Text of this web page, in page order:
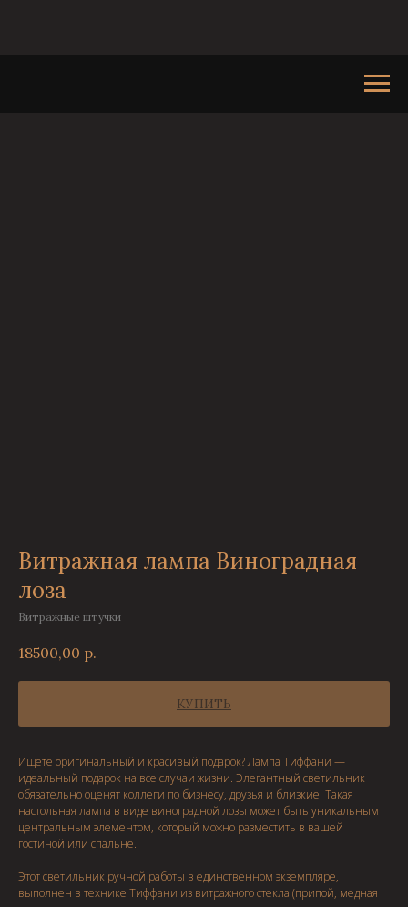
Витражная лампа Виноградная
лоза
Витражные штучки
18500,00 р.
КУПИТЬ
Ищете оригинальный и красивый подарок? Лампа Тиффани —
идеальный подарок на все случаи жизни. Элегантный светильник
обязательно оценят коллеги по бизнесу, друзья и близкие. Такая
настольная лампа в виде виноградной лозы может быть уникальным
центральным элементом, который можно разместить в вашей
гостиной или спальне.
Этот светильник ручной работы в единственном экземпляре,
выполнен в технике Тиффани из витражного стекла (припой, медная